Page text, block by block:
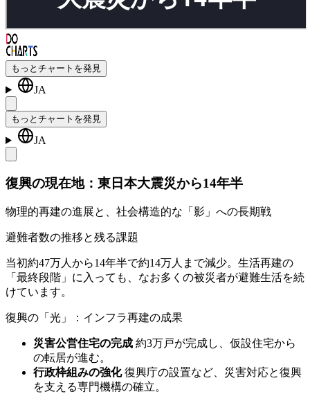
もっとチャートを発見
JA
もっとチャートを発見
JA
復興の現在地：東日本大震災から14年半
物理的再建の進展と、社会構造的な「影」への長期戦
避難者数の推移と残る課題
当初約47万人から14年半で約14万人まで減少。生活再建の
「最終段階」に入っても、なお多くの被災者が避難生活を続
けています。
復興の「光」：インフラ再建の成果
災害公営住宅の完成 約3万戸が完成し、仮設住宅から
の転居が進む。
行政枠組みの強化復興庁の設置など、災害対応と復興
を支える専門機構の確立。